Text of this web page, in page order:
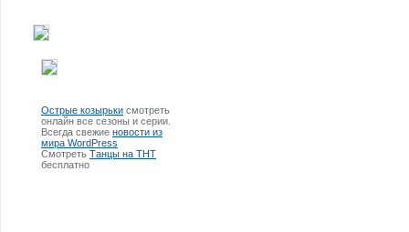
Острые козырьки смотреть
онлайн все сезоны и серии.
Всегда свежие новости из
мира WordPress
Смотреть Танцы на ТНТ
бесплатно